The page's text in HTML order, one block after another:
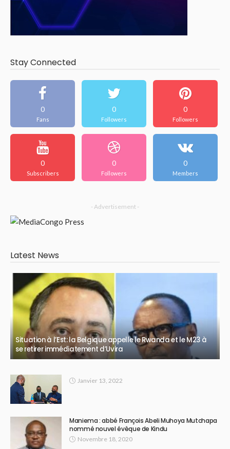
Stay Connected
0
Fans
0
Followers
0
Followers
0
Subscribers
0
Followers
0
Members
- Advertisement -
Latest News
Situation à l’Est: la Belgique appelle le Rwanda et le M23 à
se retirer immédiatement d’Uvira
Janvier 13, 2022
Maniema : abbé François Abeli Muhoya Mutchapa
nommé nouvel évêque de Kindu
Novembre 18, 2020